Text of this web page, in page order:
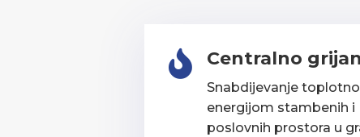
 Centralno
Snabdijevanje
energijom stambenih i
poslovnih prostora u